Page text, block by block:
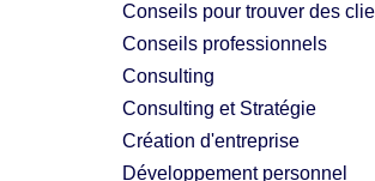
Conseils pour trouver des
Conseils professionnels
Consulting
Consulting et Stratégie
Création d'entreprise
Développement personnel